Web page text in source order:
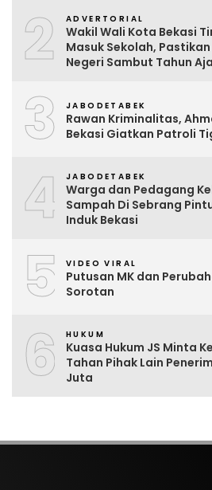
2 ADVERTORIAL
Wakil Wali Kota Bekasi
Masuk Sekolah, Pastikan
Negeri Sambut Tahun
3 JABODETABEK
Rawan Kriminalitas,
Bekasi Giatkan Patroli
4 JABODETABEK
Warga dan Pedagang
Sampah Di Sebrang
Induk Bekasi
5 VIDEO VIRAL
Putusan MK dan
Sorotan
6 HUKUM
Kuasa Hukum JS Minta
Tahan Pihak Lain
Juta